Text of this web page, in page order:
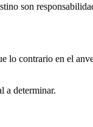
son
lo contrario en el
a determinar.